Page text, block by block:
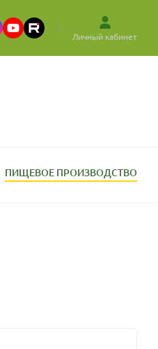
Личный кабинет
ПИЩЕВОЕ ПРОИЗВОДСТВО